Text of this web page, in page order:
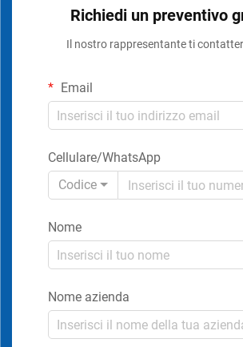
Richiedi un preventivo
Il nostro rappresentante ti
Email
Cellulare/WhatsApp
Codice
Nome
Nome azienda